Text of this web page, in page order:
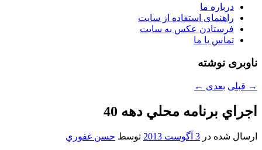
درباره ما
راهنمای استفاده از سایت
فرستادن عکس به سایت
تماس با ما
ناوبری نوشته
→ قبلی بعدی ←
اجراي برنامه محلي دهه 40
ارسال شده در 3 آگوست 2013 توسط حسن غفوري